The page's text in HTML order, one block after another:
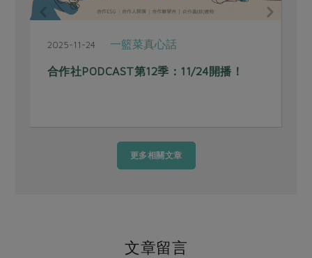
2025-11-24 一籃菜真心話
合作社PODCAST第12季：11/24開播！
更多相關文章
文章留言